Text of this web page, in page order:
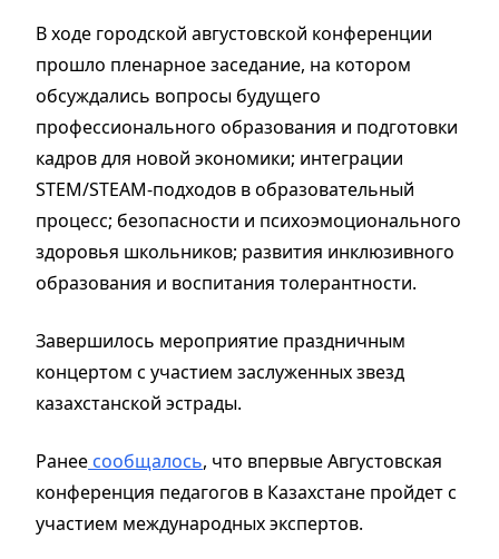
В ходе городской августовской конференции
прошло пленарное заседание, на котором
обсуждались вопросы будущего
профессионального образования и подготовки
кадров для новой экономики; интеграции
STEM/STEAM-подходов в образовательный
процесс; безопасности и психоэмоционального
здоровья школьников; развития инклюзивного
образования и воспитания толерантности.
Завершилось мероприятие праздничным
концертом с участием заслуженных звезд
казахстанской эстрады.
Ранее сообщалось, что впервые Августовская
конференция педагогов в Казахстане пройдет с
участием международных экспертов.